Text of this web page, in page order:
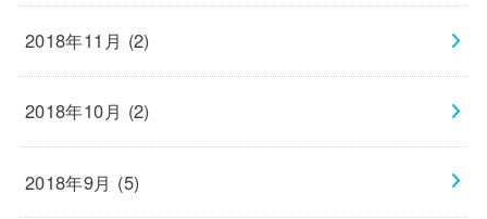
2018年11月 (2)
2018年10月 (2)
2018年9月 (5)